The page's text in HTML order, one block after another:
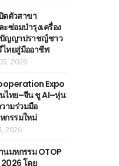
ดตัวสาขา
ะซ่อมบำรุงเครื่อง
ปัญญาปราชญ์ชาว
ทยสู่มืออาชีพ
2026
Expo
ไทย–จีน ชู AI–หุ่น
ามร่วมมือ
กรรมใหม่
2026
มหกรรม OTOP
โดย